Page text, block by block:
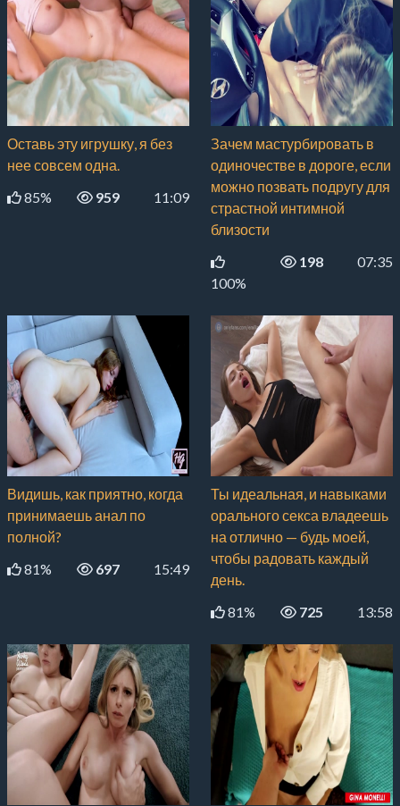
Оставь эту игрушку, я без
нее совсем одна.
85%
959 11:09
Зачем мастурбировать в
одиночестве в дороге, если
можно позвать подругу для
страстной интимной
близости
100%
198 07:35
Видишь, как приятно, когда
принимаешь анал по
полной?
81%
697 15:49
Ты идеальная, и навыками
орального секса владеешь
на отлично — будь моей,
чтобы радовать каждый
день.
81%
725 13:58